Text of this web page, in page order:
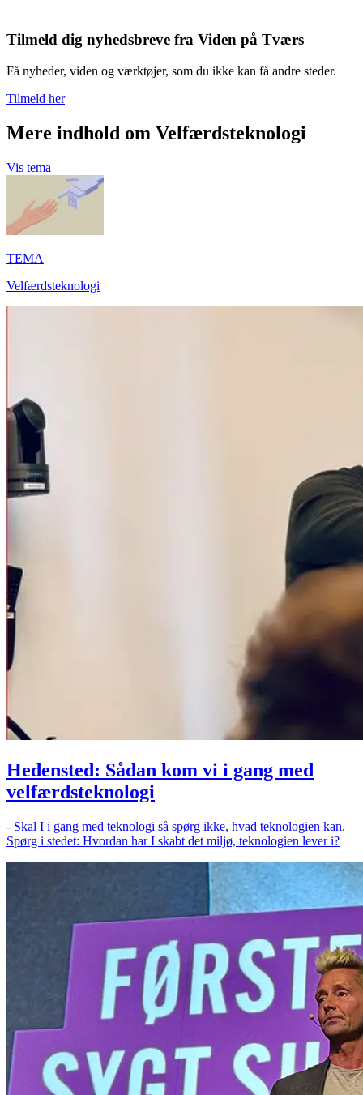
Tilmeld dig nyhedsbreve fra Viden på Tværs
Få nyheder, viden og værktøjer, som du ikke kan få andre steder.
Tilmeld her
Mere indhold om Velfærdsteknologi
Vis tema
TEMA
Velfærdsteknologi
Hedensted: Sådan kom vi i gang med
velfærdsteknologi
- Skal I i gang med teknologi så spørg ikke, hvad teknologien kan.
Spørg i stedet: Hvordan har I skabt det miljø, teknologien lever i?